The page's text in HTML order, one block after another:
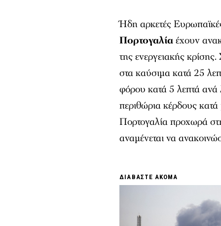
Ήδη αρκετές
Πορτογαλίαέχουν
της ενεργειακής
στα καύσιμα κατά 25
φόρου κατά 5 λεπτά ανά
περιθώρια κέρδους
Πορτογαλία προχωρά
αναμένεται να
ΔΙΑΒΑΣΤΕ ΑΚΟΜΑ